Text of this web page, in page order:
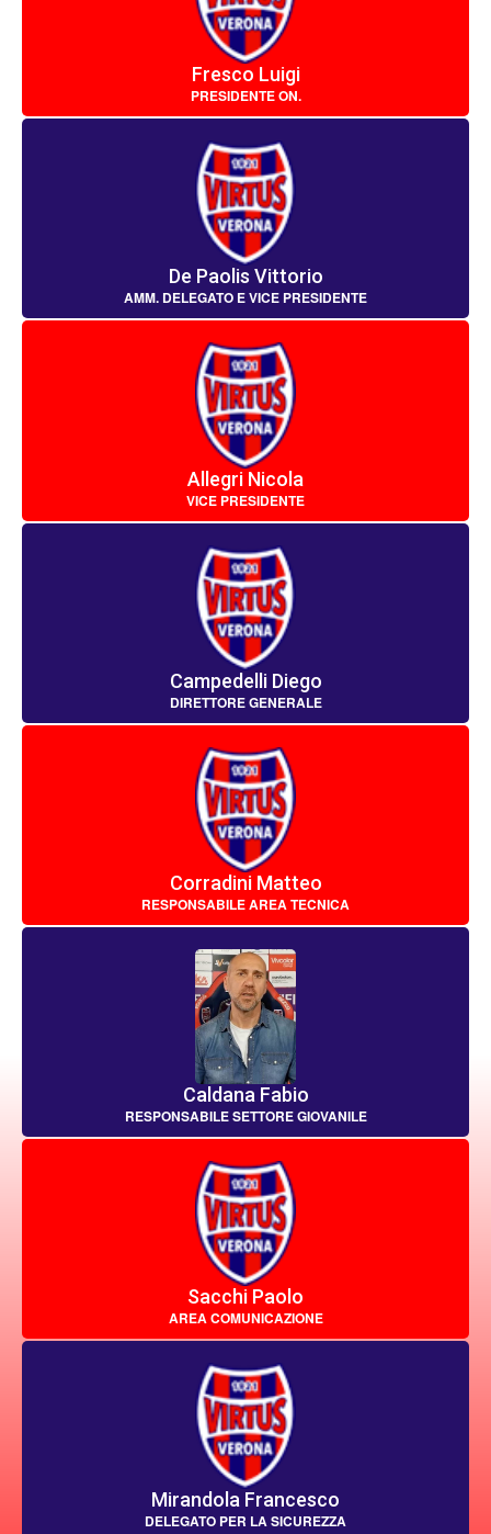
Fresco Luigi
PRESIDENTE ON.
De Paolis Vittorio
AMM. DELEGATO E VICE PRESIDENTE
Allegri Nicola
VICE PRESIDENTE
Campedelli Diego
DIRETTORE GENERALE
Corradini Matteo
RESPONSABILE AREA TECNICA
Caldana Fabio
RESPONSABILE SETTORE GIOVANILE
Sacchi Paolo
AREA COMUNICAZIONE
Mirandola Francesco
DELEGATO PER LA SICUREZZA